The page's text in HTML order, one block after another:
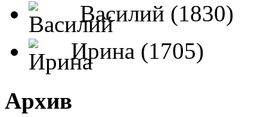
Василий (1830)
Ирина (1705)
Архив